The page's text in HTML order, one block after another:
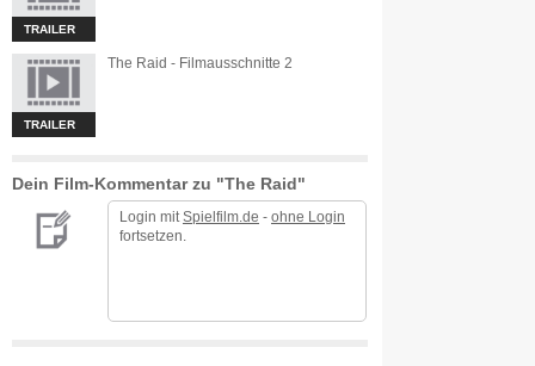
TRAILER
TRAILER
The Raid - Filmausschnitte 2
Dein Film-Kommentar zu "The Raid"
Login mit Spielfilm.de - ohne Login
fortsetzen.